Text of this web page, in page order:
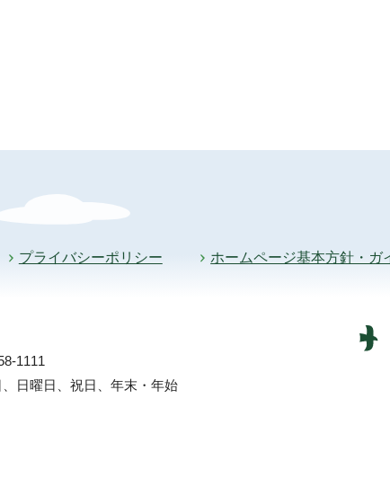
プライバシーポリシー ホームページ基本方針・ガ
1111
日曜日、祝日、年末・年始